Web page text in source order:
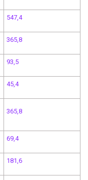
547,4
365,8
93,5
45,4
365,8
69,4
181,6